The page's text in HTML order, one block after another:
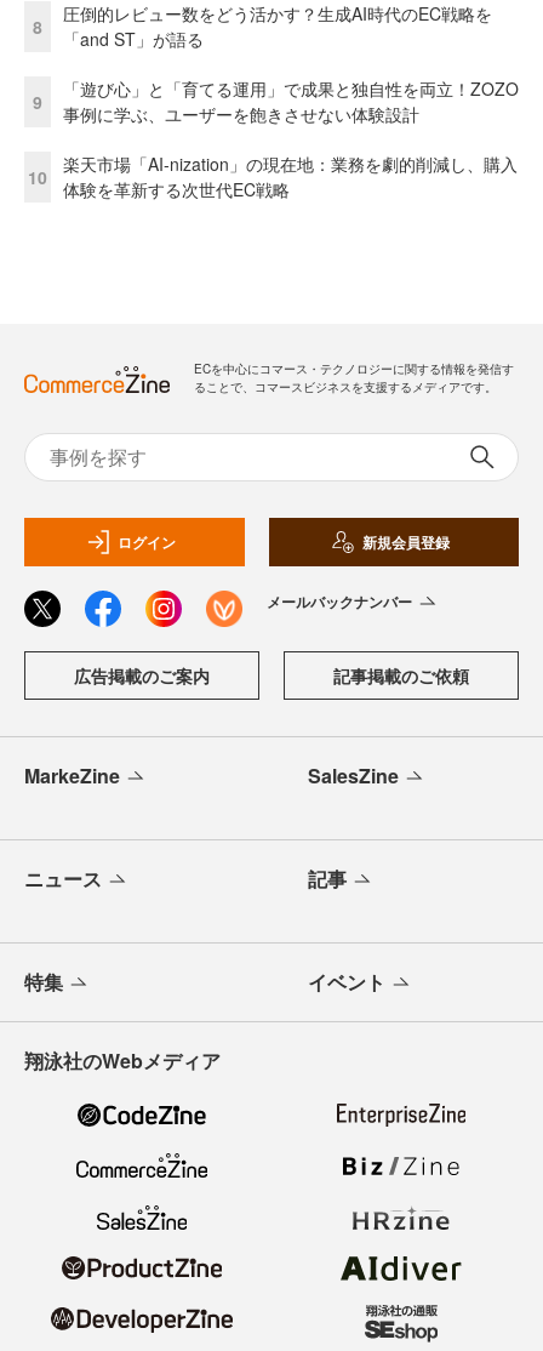
8
圧倒的レビュー数をどう活かす？生成AI時代のEC戦略を
「and ST」が語る
9
「遊び心」と「育てる運用」で成果と独自性を両立！ZOZO
事例に学ぶ、ユーザーを飽きさせない体験設計
10
楽天市場「AI-nization」の現在地：業務を劇的削減し、購入
体験を革新する次世代EC戦略
ECを中心にコマース・テクノロジーに関する情報を発信す
ることで、コマースビジネスを支援するメディアです。
ログイン 新規会員登録
メールバックナンバー
広告掲載のご案内 記事掲載のご依頼
MarkeZine SalesZine
ニュース 記事
特集 イベント
翔泳社のWebメディア